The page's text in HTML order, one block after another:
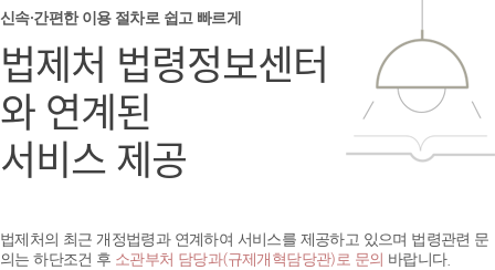
신속·간편한 이용 절차로 쉽고 빠르게
법제처 법령정보센터
와 연계된
서비스 제공
법제처의 최근 개정법령과 연계하여 서비스를 제공하고 있으며 법령관련 문
의는 하단조건 후 소관부처 담당과(규제개혁담당관)로 문의 바랍니다.